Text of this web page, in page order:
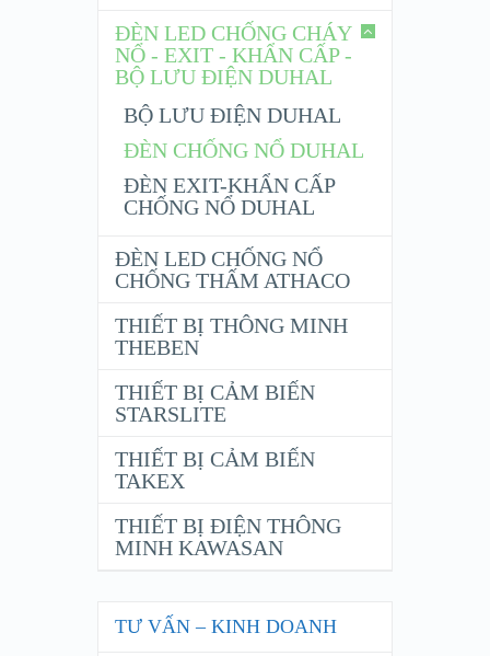
ĐÈN LED CHỐNG CHÁY
NỔ - EXIT - KHẨN CẤP -
BỘ LƯU ĐIỆN DUHAL
BỘ LƯU ĐIỆN DUHAL
ĐÈN CHỐNG NỔ DUHAL
ĐÈN EXIT-KHẨN CẤP
CHỐNG NỔ DUHAL
ĐÈN LED CHỐNG NỔ
CHỐNG THẤM ATHACO
THIẾT BỊ THÔNG MINH
THEBEN
THIẾT BỊ CẢM BIẾN
STARSLITE
THIẾT BỊ CẢM BIẾN
TAKEX
THIẾT BỊ ĐIỆN THÔNG
MINH KAWASAN
TƯ VẤN – KINH DOANH